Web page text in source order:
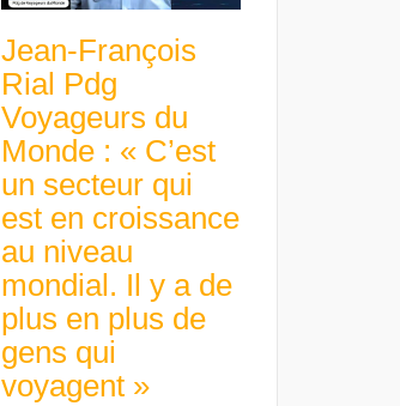
Jean-François
Rial Pdg
Voyageurs du
Monde : « C’est
un secteur qui
est en croissance
au niveau
mondial. Il y a de
plus en plus de
gens qui
voyagent »